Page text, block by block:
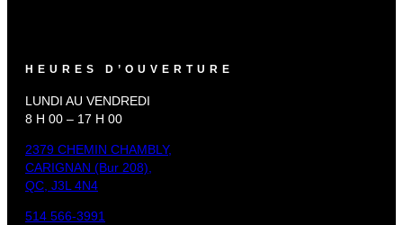
HEURES D’OUVERTURE
LUNDI AU VENDREDI
8 H 00 – 17 H 00
2379 CHEMIN CHAMBLY,
CARIGNAN (Bur 208),
QC, J3L 4N4
514 566-3991